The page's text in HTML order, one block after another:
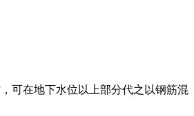
可在地下水位以上部分代之以钢筋混